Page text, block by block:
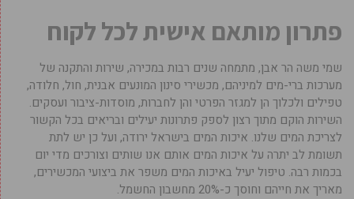
פתרון מותאם אישית לכל לקוח
שמי משה הר אבן, מתמחה שנים רבות במכירה, שירות והתקנה של
מערכות ברי-מים למיניהם, מכשירי סינון המונעים אבנית, חול, חלודה,
טפילים ולכלוך הן למגזר הפרטי והן לחברות, מוסדות-ציבור ועסקים.
השירות הוקם מתוך רצון לספק פתרונות יעילים ובריאים בכל הקשור
לצריכת המים שלנו. איכות המים בישראל ירודה, ועל כן יש לתת
תשומת לב יתרה על איכות המים אותם אנו שותים וצורכים מדי יום
בכמות רבה. טיפול יעיל באיכות המים משפר את ביצועי המכשירים,
מאריך את חייהם וחוסך כ-20% מחשבון החשמל.